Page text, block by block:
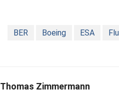
BER Boeing ESA
Thomas Zimmermann